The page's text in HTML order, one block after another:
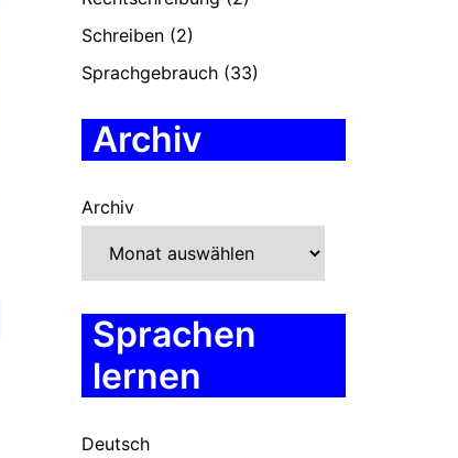
Schreiben (2)
Sprachgebrauch (33)
Archiv
Archiv
Sprachen
lernen
Deutsch